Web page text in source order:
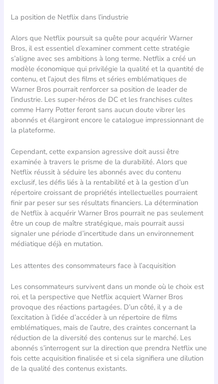
La position de Netflix dans l’industrie
Alors que Netflix poursuit sa quête pour acquérir Warner
Bros, il est essentiel d’examiner comment cette stratégie
s’aligne avec ses ambitions à long terme. Netflix a créé un
modèle économique qui privilégie la qualité et la quantité de
contenu, et l’ajout des films et séries emblématiques de
Warner Bros pourrait renforcer sa position de leader de
l’industrie. Les super-héros de DC et les franchises cultes
comme Harry Potter feront sans aucun doute vibrer les
abonnés et élargiront encore le catalogue impressionnant de
la plateforme.
Cependant, cette expansion agressive doit aussi être
examinée à travers le prisme de la durabilité. Alors que
Netflix réussit à séduire les abonnés avec du contenu
exclusif, les défis liés à la rentabilité et à la gestion d’un
répertoire croissant de propriétés intellectuelles pourraient
finir par peser sur ses résultats financiers. La détermination
de Netflix à acquérir Warner Bros pourrait ne pas seulement
être un coup de maître stratégique, mais pourrait aussi
signaler une période d’incertitude dans un environnement
médiatique déjà en mutation.
Les attentes des consommateurs face à l’acquisition
Les consommateurs survivent dans un monde où le choix est
roi, et la perspective que Netflix acquiert Warner Bros
provoque des réactions partagées. D’un côté, il y a de
l’excitation à l’idée d’accéder à un répertoire de films
emblématiques, mais de l’autre, des craintes concernant la
réduction de la diversité des contenus sur le marché. Les
abonnés s’interrogent sur la direction que prendra Netflix une
fois cette acquisition finalisée et si cela signifiera une dilution
de la qualité des contenus existants.